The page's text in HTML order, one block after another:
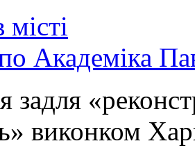
Академіка
задля
виконком